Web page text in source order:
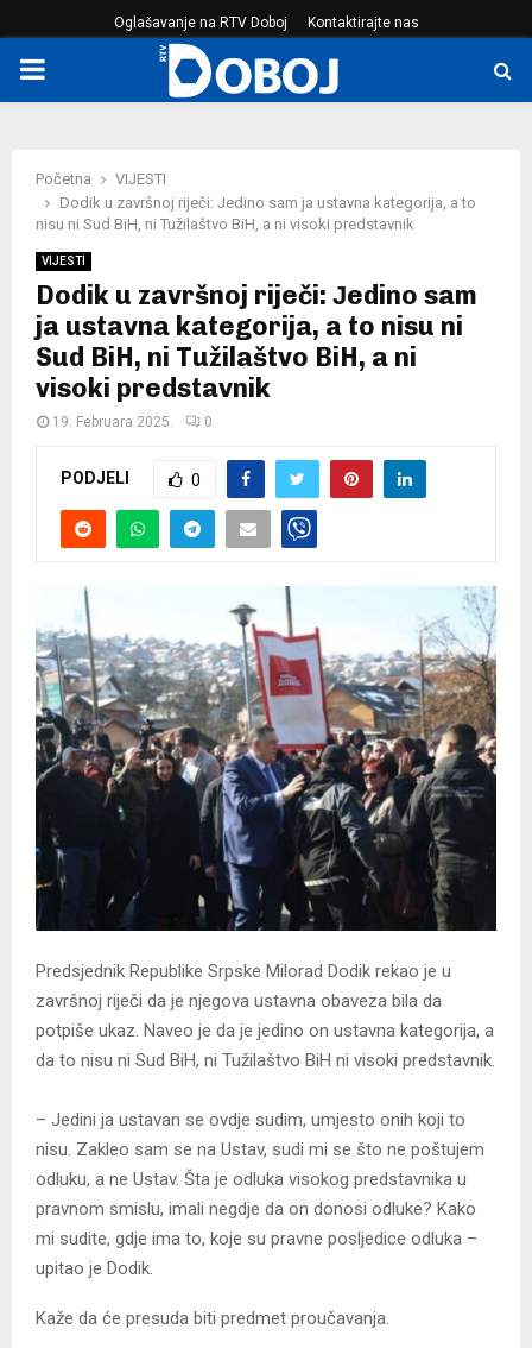
Oglašavanje na RTV Doboj Kontaktirajte nas
PRIMARY
Početna
VIJESTI
Dodik u završnoj riječi: Јedino sam ja ustavna kategorija, a to
nisu ni Sud BiH, ni Tužilaštvo BiH, a ni visoki predstavnik
VIJESTI
Dodik u završnoj riječi: Јedino sam
ja ustavna kategorija, a to nisu ni
Sud BiH, ni Tužilaštvo BiH, a ni
visoki predstavnik
19. Februara 2025. 0
PODJELI 0
Predsjednik Republike Srpske Milorad Dodik rekao je u
završnoj riječi da je njegova ustavna obaveza bila da
potpiše ukaz. Naveo je da je jedino on ustavna kategorija, a
da to nisu ni Sud BiH, ni Tužilaštvo BiH ni visoki predstavnik.
– Јedini ja ustavan se ovdje sudim, umjesto onih koji to
nisu. Zakleo sam se na Ustav, sudi mi se što ne poštujem
odluku, a ne Ustav. Šta je odluka visokog predstavnika u
pravnom smislu, imali negdje da on donosi odluke? Kako
mi sudite, gdje ima to, koje su pravne posljedice odluka –
upitao je Dodik.
Kaže da će presuda biti predmet proučavanja.